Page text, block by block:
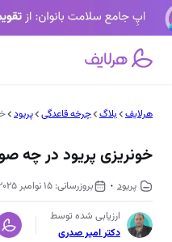
رفتن
به
هرلایف بلاگ چرخه قاعدگی پریود
خونریزی پریود در چه
پریود 15 نوامبر 2025
ارزیابی شده توسط
دکتر امیر صدری